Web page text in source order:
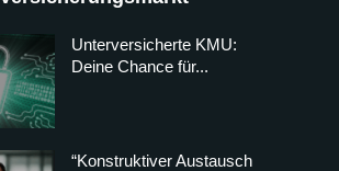
Unterversicherte KMU:
Deine Chance für...
“Konstruktiver Austausch